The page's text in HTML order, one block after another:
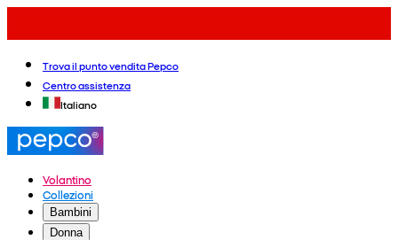
Trova il punto vendita Pepco
Centro assistenza
Italiano
Volantino
Collezioni
Bambini
Donna